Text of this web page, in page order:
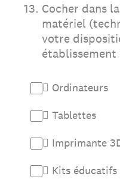
13. Cocher dans
matériel
votre
établissement
 Ordinateurs
 Tablettes
 Imprimante
 Kits